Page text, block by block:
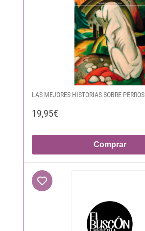
LAS MEJORES HISTORIAS SOBRE PERROS
19,95€
Comprar